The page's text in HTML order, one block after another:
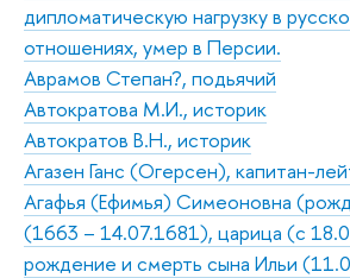
дипломатическую нагрузку в
отношениях, умер в Персии.
Аврамов Степан?, подьячий
Автократова М.И., историк
Автократов В.Н., историк
Агазен Ганс (Огерсен), капитан-
Агафья (Ефимья) Симеоновна
(1663 – 14.07.1681), царица (с
рождение и смерть сына Ильи